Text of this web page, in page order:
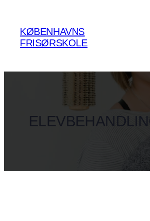
indhold
KØBENHAVNS
FRISØRSKOLE